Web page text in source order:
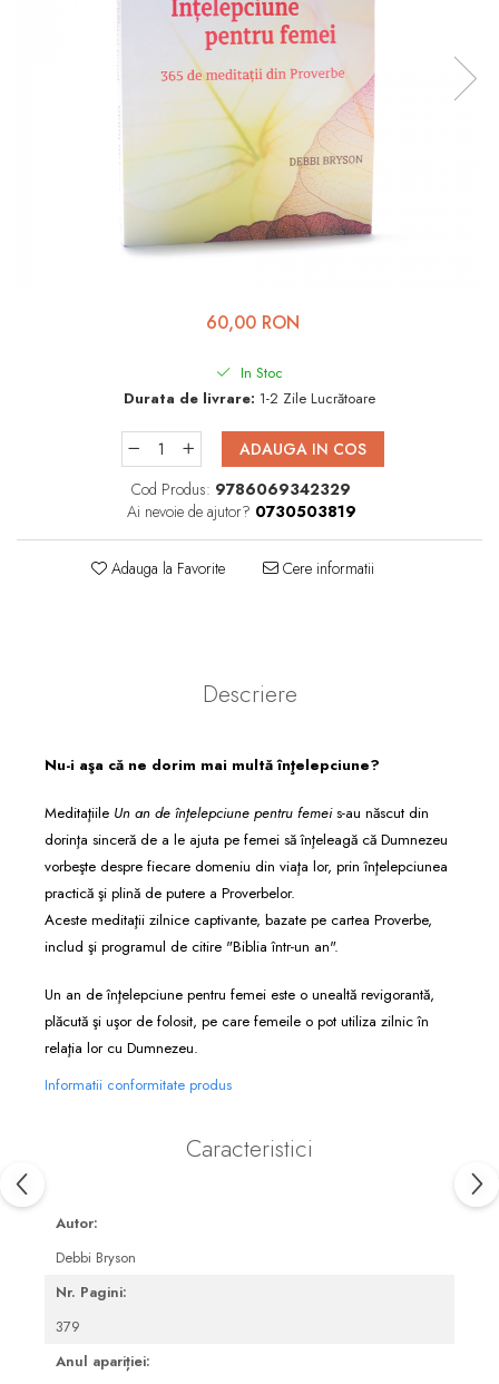
Viața de Familie
Conducerea și Păstorirea
Lucrarea cu Copiii și Tinerii
Grupuri Mici
Devoționale/Meditații
Finanțe
Biografii
Reviste
Poezii
60,00 RON
In Stoc
Durata de livrare: 1-2 Zile Lucrătoare
ADAUGA IN COS
Cod Produs: 9786069342329
Ai nevoie de ajutor? 0730503819
Adauga la Favorite Cere informatii
Descriere
Nu-i aşa că ne dorim mai multă înţelepciune?
Meditaţiile Un an de înţelepciune pentru femeis-au născut din
dorinţa sinceră de a le ajuta pe femei să înţeleagă că Dumnezeu
vorbeşte despre fiecare domeniu din viaţa lor, prin înţelepciunea
practică şi plină de putere a Proverbelor.
Aceste meditaţii zilnice captivante, bazate pe cartea Proverbe,
includ şi programul de citire "Biblia într-un an".
Un an de înţelepciune pentru femei este o unealtă revigorantă,
plăcută şi uşor de folosit, pe care femeile o pot utiliza zilnic în
relaţia lor cu Dumnezeu.
Informatii conformitate produs
Caracteristici
Autor:
Debbi Bryson
Nr. Pagini:
379
Anul apariției: